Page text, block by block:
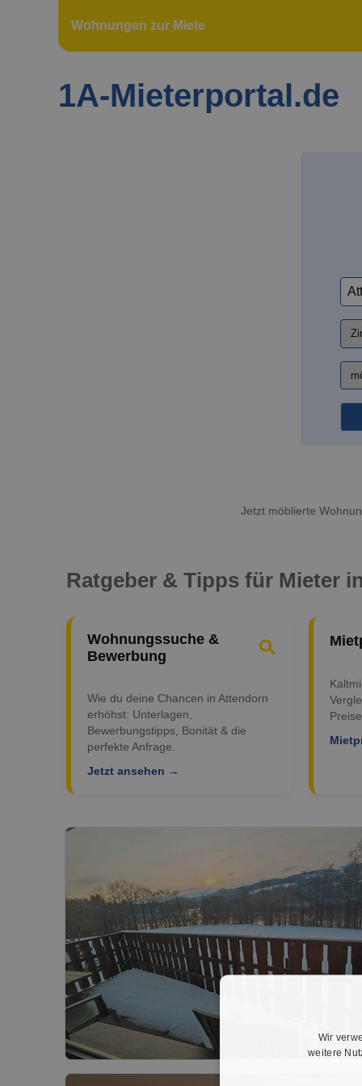
Wohnungen zur Miete
1A-Mieterportal.de
Jetzt möblierte
Ratgeber & Tipps für Mieter
Wohnungssuche &
Bewerbung
Wie du deine Chancen in Attendorn
erhöhst: Unterlagen,
Bewerbungstipps, Bonität & die
perfekte Anfrage.
Jetzt ansehen →
Wir
weitere